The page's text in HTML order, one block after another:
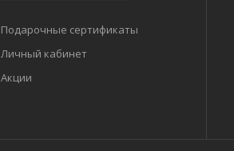
Подарочные сертификаты
Личный кабинет
Акции